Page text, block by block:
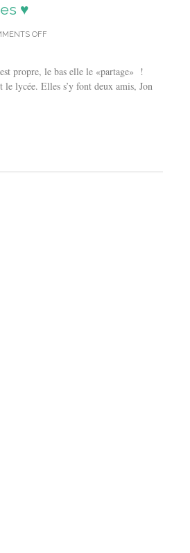
♥
OFF
propre, le bas elle le «partage» !
le lycée. Elles s’y font deux amis, Jon